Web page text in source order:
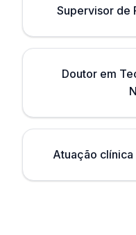
Supervisor de
Doutor em
Atuação clínica